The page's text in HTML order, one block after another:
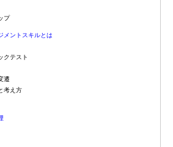
プ
メントスキルとは
クテスト
遷
考え方